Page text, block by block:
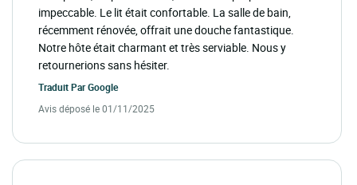
impeccable. Le lit était confortable. La salle de bain,
récemment rénovée, offrait une douche fantastique.
Notre hôte était charmant et très serviable. Nous y
retournerions sans hésiter.
Traduit ParGoogle
Avis déposé le 01/11/2025